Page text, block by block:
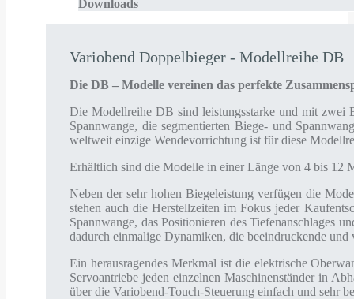
Downloads
Variobend Doppelbieger - Modellreihe DB
Die DB – Modelle vereinen das perfekte
Die Modellreihe DB sind leistungsstarke und mit zwei
Spannwange, die segmentierten Biege- und
weltweit einzige Wendevorrichtung ist für diese
Erhältlich sind die Modelle in einer Länge von 4 bis 12
Neben der sehr hohen Biegeleistung verfügen die
stehen auch die Herstellzeiten im Fokus jeder
Spannwange, das Positionieren des Tiefenanschlages
dadurch einmalige Dynamiken, die beeindruckende
Ein herausragendes Merkmal ist die elektrische
Servoantriebe jeden einzelnen Maschinenständer in
über die Variobend-Touch-Steuerung einfach und sehr